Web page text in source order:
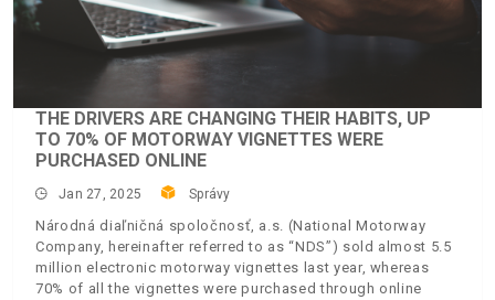
THE DRIVERS ARE CHANGING THEIR HABITS, UP
TO 70% OF MOTORWAY VIGNETTES WERE
PURCHASED ONLINE
Jan 27, 2025 Správy
Národná diaľničná spoločnosť, a.s. (National Motorway
Company, hereinafter referred to as “NDS”) sold almost 5.5
million electronic motorway vignettes last year, whereas
70% of all the vignettes were purchased through online